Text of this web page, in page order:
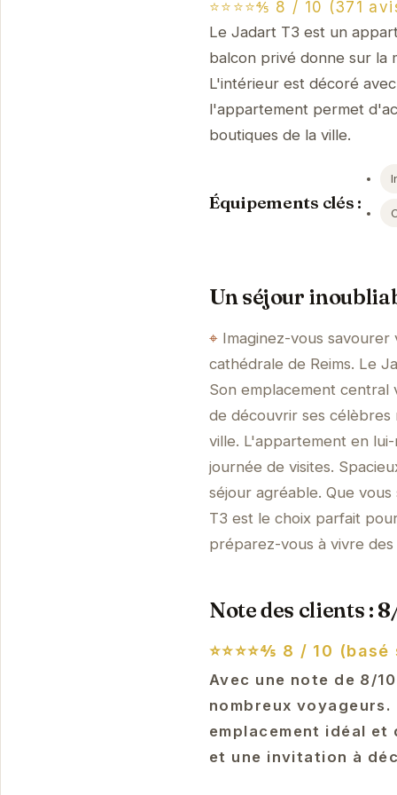
⭐⭐⭐⭐⅘ 8 / 10 (371
Le Jadart T3 est un
balcon privé donne sur la
L'intérieur est décoré
l'appartement permet
boutiques de la ville.
Équipements clés :
Un séjour
Imaginez-vous
cathédrale de Reims. Le
Son emplacement central
de découvrir ses célèbres
ville. L'appartement en
journée de visites.
séjour agréable. Que
T3 est le choix parfait
préparez-vous à vivre des
Note des clients :
⭐⭐⭐⭐⅘ 8 / 10 (basé
Avec une note de 8/
nombreux
emplacement idéal
et une invitation à